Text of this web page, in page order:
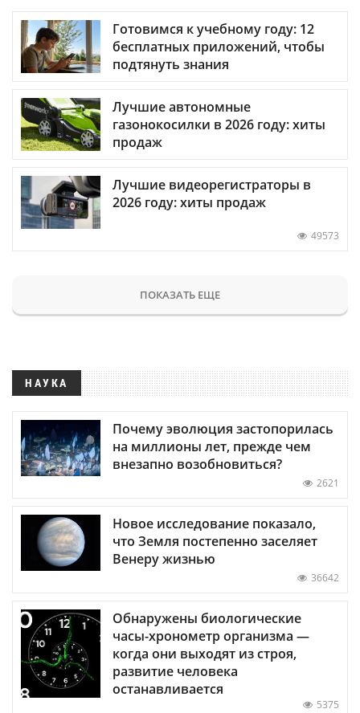
Готовимся к учебному году: 12
бесплатных приложений, чтобы
подтянуть знания
Лучшие автономные
газонокосилки в 2026 году: хиты
продаж
Лучшие видеорегистраторы в
2026 году: хиты продаж
49573
ПОКАЗАТЬ ЕЩЕ
НАУКА
Почему эволюция застопорилась
на миллионы лет, прежде чем
внезапно возобновиться?
2621
Новое исследование показало,
что Земля постепенно заселяет
Венеру жизнью
36642
Обнаружены биологические
часы-хронометр организма —
когда они выходят из строя,
развитие человека
останавливается
5375